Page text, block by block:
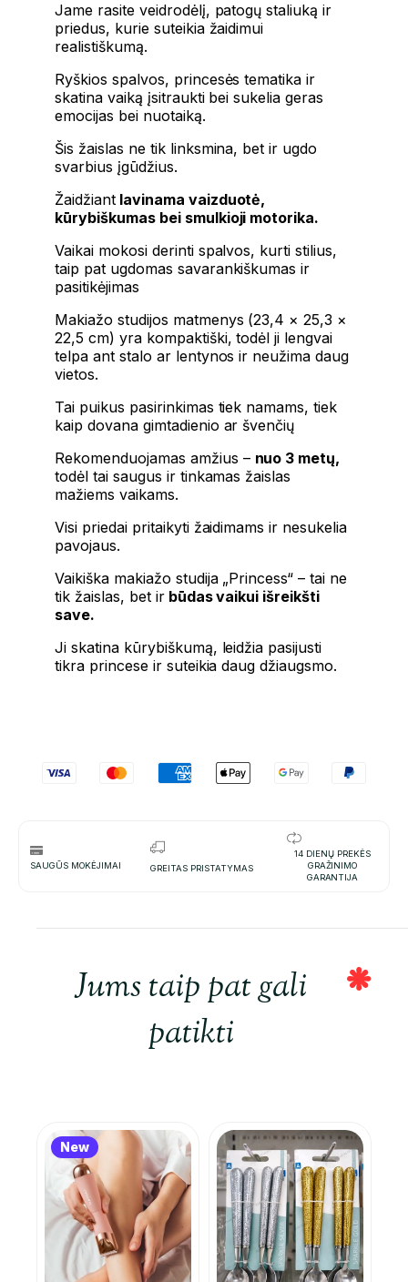
Jame rasite veidrodėlį, patogų staliuką ir
priedus, kurie suteikia žaidimui
realistiškumą.
Ryškios spalvos, princesės tematika ir
skatina vaiką įsitraukti bei sukelia geras
emocijas bei nuotaiką.
Šis žaislas ne tik linksmina, bet ir ugdo
svarbius įgūdžius.
Žaidžiantlavinama vaizduotė,
kūrybiškumas bei smulkioji motorika.
Vaikai mokosi derinti spalvos, kurti stilius,
taip pat ugdomas savarankiškumas ir
pasitikėjimas
Makiažo studijos matmenys (23,4 × 25,3 ×
22,5 cm) yra kompaktiški, todėl ji lengvai
telpa ant stalo ar lentynos ir neužima daug
vietos.
Tai puikus pasirinkimas tiek namams, tiek
kaip dovana gimtadienio ar švenčių
Rekomenduojamas amžius – nuo ​​3 metų,
todėl tai saugus ir tinkamas žaislas
mažiems vaikams.
Visi priedai pritaikyti žaidimams ir nesukelia
pavojaus.
Vaikiška makiažo studija „Princess“ – tai ne
tik žaislas, bet irbūdas vaikui išreikšti
save.
Ji skatina kūrybiškumą, leidžia pasijusti
tikra princese ir suteikia daug džiaugsmo.
SAUGŪS MOKĖJIMAI GREITAS PRISTATYMAS
14 DIENŲ PREKĖS
GRAŽINIMO
GARANTIJA
Jums taip pat gali
patikti
New